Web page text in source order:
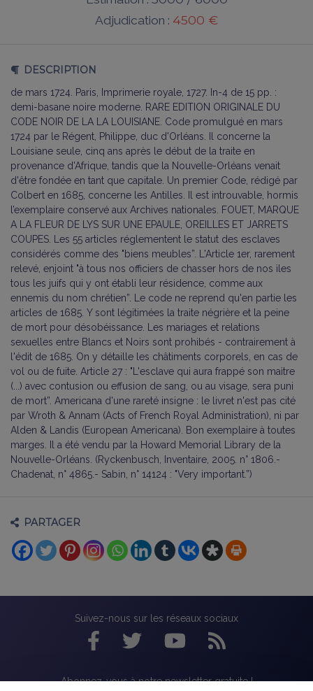
Adjudication : 4500 €
DESCRIPTION
de mars 1724. Paris, Imprimerie royale, 1727. In-4 de 15 pp. :
demi-basane noire moderne. RARE EDITION ORIGINALE DU
CODE NOIR DE LA LA LOUISIANE. Code promulgué en mars
1724 par le Régent, Philippe, duc d'Orléans. Il concerne la
Louisiane seule, cinq ans après le début de la traite en
provenance d'Afrique, tandis que la Nouvelle-Orléans venait
d'être fondée en tant que capitale. Un premier Code, rédigé par
Colbert en 1685, concerne les Antilles. Il est introuvable, hormis
l’exemplaire conservé aux Archives nationales. FOUET, MARQUE
A LA FLEUR DE LYS SUR UNE EPAULE, OREILLES ET JARRETS
COUPES. Les 55 articles réglementent le statut des esclaves
considérés comme des "biens meubles”. L'Article 1er, rarement
relevé, enjoint "à tous nos officiers de chasser hors de nos ìles
tous les juifs qui y ont établi leur résidence, comme aux
ennemis du nom chrétien”. Le code ne reprend qu'en partie les
articles de 1685. Y sont légitimées la traite négrière et la peine
de mort pour désobéissance. Les mariages et relations
sexuelles entre Blancs et Noirs sont prohibés - contrairement à
l'édit de 1685. On y détaille les châtiments corporels, en cas de
vol ou de fuite. Article 27 : "L'esclave qui aura frappé son maìtre
(...) avec contusion ou effusion de sang, ou au visage, sera puni
de mort”. Americana d'une rareté insigne : le livret n'est pas cité
par Wroth & Annam (Acts of French Royal Administration), ni par
Alden & Landis (European Americana). Bon exemplaire à toutes
marges. Il a été vendu par la Howard Memorial Library de la
Nouvelle-Orléans. (Ryckenbusch, Inventaire, 2005. n° 1806.-
Chadenat, n° 4865.- Sabin, n° 14124 : "Very important.”)
PARTAGER
Suivez-nous sur les réseaux sociaux
Abonnez-vous à notre newsletter gratuite !